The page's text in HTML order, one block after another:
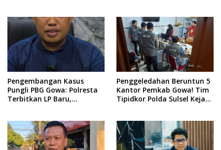
Pengembangan Kasus
Pungli PBG Gowa: Polresta
Terbitkan LP Baru,
Penggeledahan Beruntun 5
Kantor Pemkab Gowa! Tim
Tipidkor Polda Sulsel Kejar